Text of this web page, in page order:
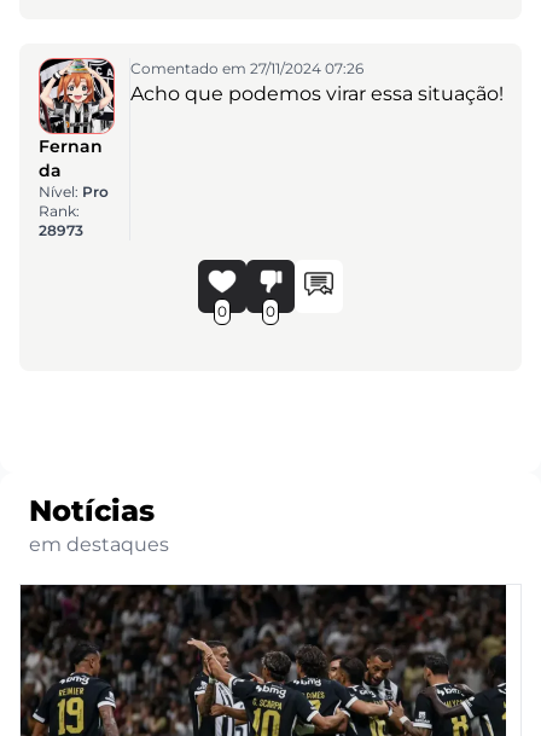
Fernan
da
Nível: Pro
Rank:
28973
Comentado em 27/11/2024 07:26
Acho que podemos virar essa situação!
0 0
Notícias
em destaques